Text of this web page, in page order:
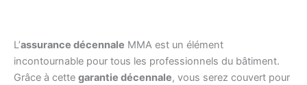
L’assurance décennale MMA est un élément
incontournable pour tous les professionnels du bâtiment.
Grâce à cette garantie décennale, vous serez couvert pour